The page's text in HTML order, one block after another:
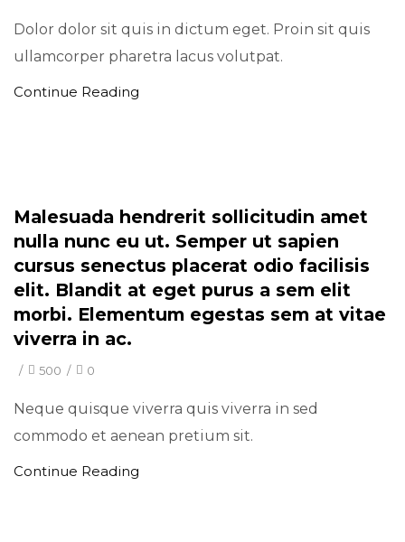
Dolor dolor sit quis in dictum eget. Proin sit quis
ullamcorper pharetra lacus volutpat.
Continue Reading
Malesuada hendrerit sollicitudin amet
nulla nunc eu ut. Semper ut sapien
cursus senectus placerat odio facilisis
elit. Blandit at eget purus a sem elit
morbi. Elementum egestas sem at vitae
viverra in ac.
/ 500 / 0
Neque quisque viverra quis viverra in sed
commodo et aenean pretium sit.
Continue Reading